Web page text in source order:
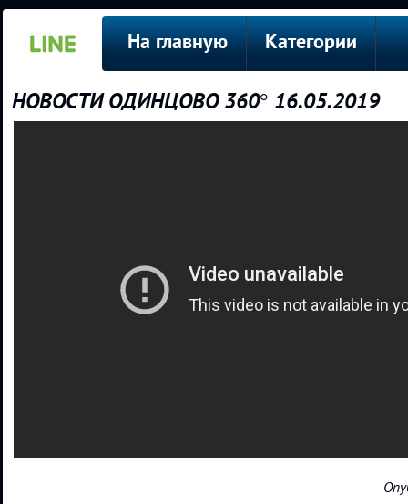
На главную Категории
НОВОСТИ ОДИНЦОВО 360° 16.05.2019